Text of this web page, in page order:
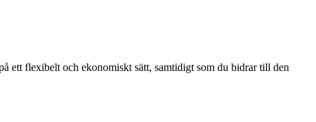
ett flexibelt och ekonomiskt sätt, samtidigt som du bidrar till den